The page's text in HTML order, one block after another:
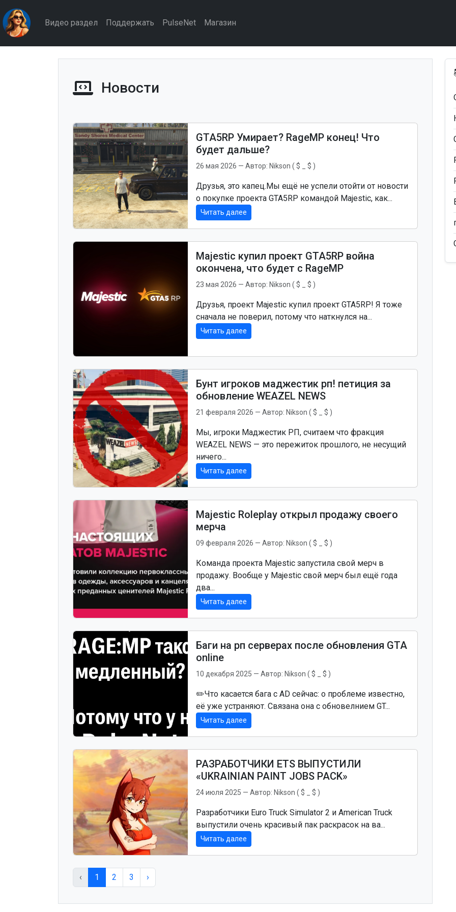
Видео раздел Поддержать PulseNet Магазин
Новости
GTA5RP Умирает? RageMP конец! Что
будет дальше?
26 мая 2026 — Автор: Nikson ( $ _ $ )
Друзья, это капец.Мы ещё не успели отойти от новости
о покупке проекта GTA5RP командой Majestic, как...
Читать далее
Majestic купил проект GTA5RP война
окончена, что будет с RageMP
23 мая 2026 — Автор: Nikson ( $ _ $ )
Друзья, проект Majestic купил проект GTA5RP! Я тоже
сначала не поверил, потому что наткнулся на...
Читать далее
Бунт игроков маджестик рп! петиция за
обновление WEAZEL NEWS
21 февраля 2026 — Автор: Nikson ( $ _ $ )
Мы, игроки Маджестик РП, считаем что фракция
WEAZEL NEWS — это пережиток прошлого, не несущий
ничего...
Читать далее
Majestic Roleplay открыл продажу своего
мерча
09 февраля 2026 — Автор: Nikson ( $ _ $ )
Команда проекта Majestic запустила свой мерч в
продажу. Вообще у Majestic свой мерч был ещё года
два...
Читать далее
Баги на рп серверах после обновления GTA
online
10 декабря 2025 — Автор: Nikson ( $ _ $ )
✏️Что касается бага с AD сейчас: о проблеме известно,
её уже устраняют. Связана она с обновелнием GT...
Читать далее
РАЗРАБОТЧИКИ ETS ВЫПУСТИЛИ
«UKRAINIAN PAINT JOBS PACK»
24 июля 2025 — Автор: Nikson ( $ _ $ )
Разработчики Euro Truck Simulator 2 и American Truck
выпустили очень красивый пак раскрасок на ва...
Читать далее
‹ 1 2 3 ›